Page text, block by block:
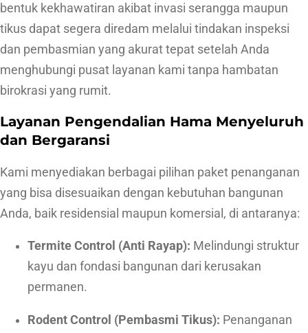
s
i
bentuk kekhawatiran akibat invasi serangga maupun
tikus dapat segera diredam melalui tindakan inspeksi
dan pembasmian yang akurat tepat setelah Anda
menghubungi pusat layanan kami tanpa hambatan
birokrasi yang rumit.
Layanan Pengendalian Hama Menyeluruh
dan Bergaransi
Kami menyediakan berbagai pilihan paket penanganan
yang bisa disesuaikan dengan kebutuhan bangunan
Anda, baik residensial maupun komersial, di antaranya:
Termite Control (Anti Rayap): Melindungi struktur
kayu dan fondasi bangunan dari kerusakan
permanen.
Rodent Control (Pembasmi Tikus): Penanganan